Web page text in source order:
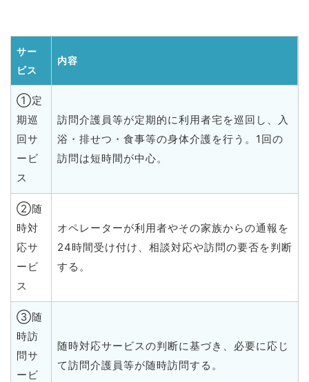
サー
ビス
内容
①定
期巡
回サ
ービ
ス
訪問介護員等が定期的に利用者宅を巡回し、入
浴・排せつ・食事等の身体介護を行う。1回の
訪問は短時間が中心。
②随
時対
応サ
ービ
ス
オペレーターが利用者やその家族からの通報を
24時間受け付け、相談対応や訪問の要否を判断
する。
③随
時訪
問サ
ービ
随時対応サービスの判断に基づき、必要に応じ
て訪問介護員等が随時訪問する。